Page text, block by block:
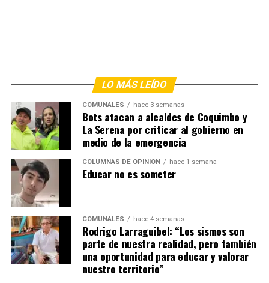
LO MÁS LEÍDO
COMUNALES hace 3 semanas
Bots atacan a alcaldes de Coquimbo y
La Serena por criticar al gobierno en
medio de la emergencia
COLUMNAS DE OPINIÓN hace 1 semana
Educar no es someter
COMUNALES hace 4 semanas
Rodrigo Larraguibel: “Los sismos son
parte de nuestra realidad, pero también
una oportunidad para educar y valorar
nuestro territorio”